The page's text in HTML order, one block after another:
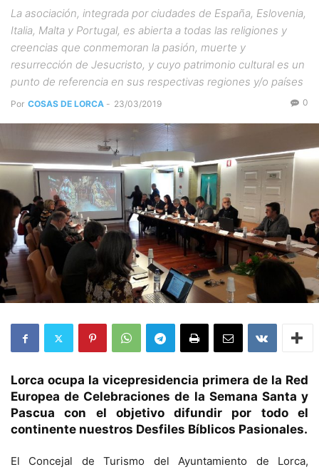
La asociación, integrada por ciudades de España, Eslovenia,
Italia, Malta y Portugal, es abierta a todas las religiones y
creencias que conmemoran la pasión, muerte y
resurrección de Jesucristo, y cuyo patrimonio cultural es un
punto de referencia en sus respectivas regiones y/o países
Por COSAS DE LORCA - 23/03/2019 0
Lorca ocupa la vicepresidencia primera de la Red
Europea de Celebraciones de la Semana Santa y
Pascua con el objetivo difundir por todo el
continente nuestros Desfiles Bíblicos Pasionales.
El Concejal de Turismo del Ayuntamiento de Lorca,